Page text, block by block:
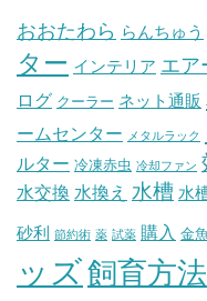
おおたわら らんちゅう
ター インテリア エア
ログ クーラー ネット通販
ームセンター
メタルラック
ルター 冷凍赤虫 冷却ファン
水交換 水換え 水槽 水
砂利 節約術 薬 試薬 購入 金
ッズ飼育方法